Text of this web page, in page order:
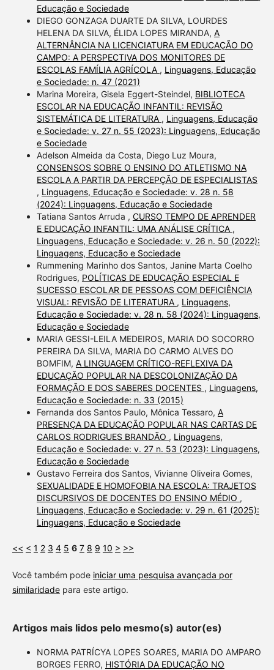
Educação e Sociedade
DIEGO GONZAGA DUARTE DA SILVA, LOURDES
HELENA DA SILVA, ÉLIDA LOPES MIRANDA, A
ALTERNÂNCIA NA LICENCIATURA EM EDUCAÇÃO DO
CAMPO: A PERSPECTIVA DOS MONITORES DE
ESCOLAS FAMÍLIA AGRÍCOLA , Linguagens, Educação
e Sociedade: n. 47 (2021)
Marina Moreira, Gisela Eggert-Steindel, BIBLIOTECA
ESCOLAR NA EDUCAÇÃO INFANTIL: REVISÃO
SISTEMÁTICA DE LITERATURA , Linguagens, Educação
e Sociedade: v. 27 n. 55 (2023): Linguagens, Educação
e Sociedade
Adelson Almeida da Costa, Diego Luz Moura,
CONSENSOS SOBRE O ENSINO DO ATLETISMO NA
ESCOLA A PARTIR DA PERCEPÇÃO DE ESPECIALISTAS
, Linguagens, Educação e Sociedade: v. 28 n. 58
(2024): Linguagens, Educação e Sociedade
Tatiana Santos Arruda , CURSO TEMPO DE APRENDER
E EDUCAÇÃO INFANTIL: UMA ANÁLISE CRÍTICA ,
Linguagens, Educação e Sociedade: v. 26 n. 50 (2022):
Linguagens, Educação e Sociedade
Rummening Marinho dos Santos, Janine Marta Coelho
Rodrigues, POLÍTICAS DE EDUCAÇÃO ESPECIAL E
SUCESSO ESCOLAR DE PESSOAS COM DEFICIÊNCIA
VISUAL: REVISÃO DE LITERATURA , Linguagens,
Educação e Sociedade: v. 28 n. 58 (2024): Linguagens,
Educação e Sociedade
MARIA GESSI-LEILA MEDEIROS, MARIA DO SOCORRO
PEREIRA DA SILVA, MARIA DO CARMO ALVES DO
BOMFIM, A LINGUAGEM CRÍTICO-REFLEXIVA DA
EDUCAÇÃO POPULAR NA DESCOLONIZAÇÃO DA
FORMAÇÃO E DOS SABERES DOCENTES , Linguagens,
Educação e Sociedade: n. 33 (2015)
Fernanda dos Santos Paulo, Mônica Tessaro, A
PRESENÇA DA EDUCAÇÃO POPULAR NAS CARTAS DE
CARLOS RODRIGUES BRANDÃO , Linguagens,
Educação e Sociedade: v. 27 n. 53 (2023): Linguagens,
Educação e Sociedade
Gustavo Ferreira dos Santos, Vivianne Oliveira Gomes,
SEXUALIDADE E HOMOFOBIA NA ESCOLA: TRAJETOS
DISCURSIVOS DE DOCENTES DO ENSINO MÉDIO ,
Linguagens, Educação e Sociedade: v. 29 n. 61 (2025):
Linguagens, Educação e Sociedade
<< < 1 2 3 4 5 6 7 8 9 10 > >>
Você também pode iniciar uma pesquisa avançada por
similaridadepara este artigo.
Artigos mais lidos pelo mesmo(s) autor(es)
NORMA PATRÍCYA LOPES SOARES, MARIA DO AMPARO
BORGES FERRO, HISTÓRIA DA EDUCAÇÃO NO